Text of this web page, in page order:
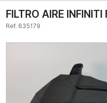
FILTRO AIRE
Ref. 635179